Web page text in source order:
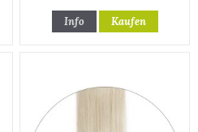
Info Kaufen